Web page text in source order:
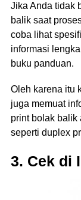
Jika Anda tidak
balik saat
coba lihat
informasi
buku panduan.
Oleh karena itu
juga memuat
print bolak balik
seperti duplex
3. Cek di